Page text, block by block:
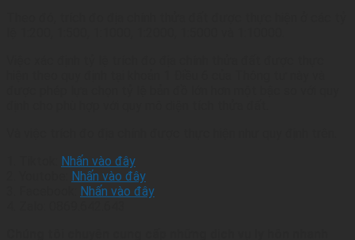
Nhấn vào đây
Nhấn vào đây
Nhấn vào đây